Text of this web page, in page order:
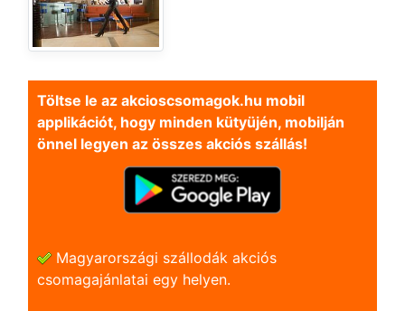
Töltse le az akcioscsomagok.hu mobil
applikációt, hogy minden kütyüjén, mobilján
önnel legyen az összes akciós szállás!
Magyarországi szállodák akciós
csomagajánlatai egy helyen.